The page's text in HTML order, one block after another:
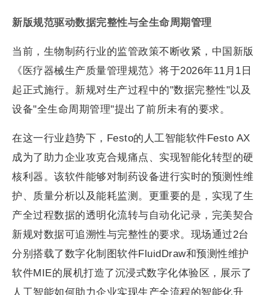
新版规范驱动数据完整性与全生命周期管理
当前，生物制药行业的监管政策不断收紧，中国新版
《医疗器械生产质量管理规范》将于2026年11月1日
起正式施行。新规对生产过程中的"数据完整性"以及
设备"全生命周期管理"提出了前所未有的要求。
在这一行业趋势下，Festo的人工智能软件Festo AX
成为了助力企业攻克合规痛点、实现智能化转型的硬
核利器。该软件能够对制药设备进行实时的预测性维
护、质量分析以及能耗监测。更重要的是，实现了生
产全过程数据的透明化流转与自动化记录，完美契合
新规对数据可追溯性与完整性的要求。现场通过2台
分别搭载了数字化制图软件FluidDraw和预测性维护
软件MIE的展机打造了沉浸式数字化体验区，展示了
人工智能如何助力企业实现生产全流程的智能化升